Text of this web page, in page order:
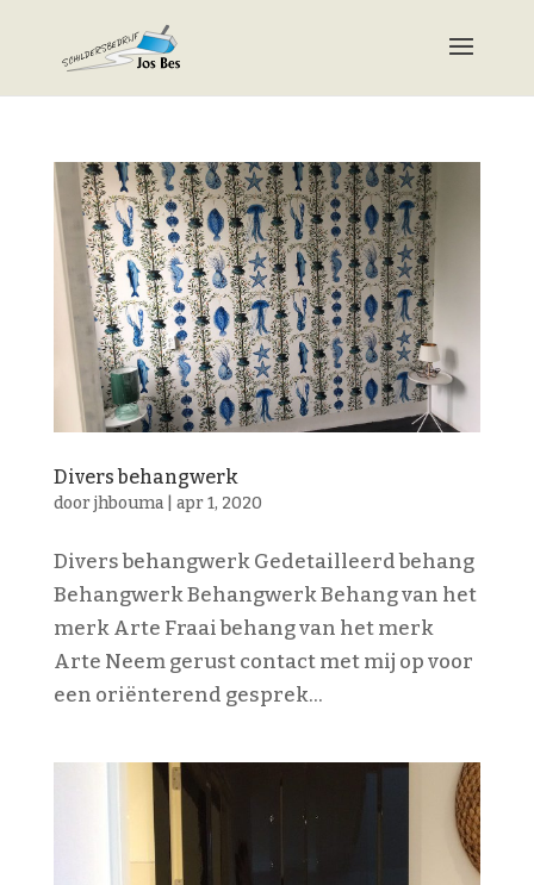
Divers behangwerk
doorjhbouma| apr 1, 2020
Divers behangwerk Gedetailleerd behang
Behangwerk Behangwerk Behang van het
merk Arte Fraai behang van het merk
Arte Neem gerust contact met mij op voor
een oriënterend gesprek...